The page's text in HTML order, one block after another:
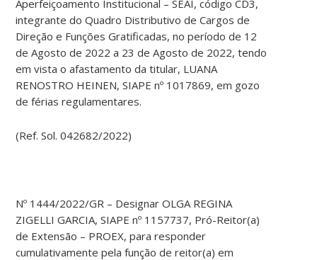
Aperfeiçoamento Institucional – SEAI, código CD3,
integrante do Quadro Distributivo de Cargos de
Direção e Funções Gratificadas, no período de 12
de Agosto de 2022 a 23 de Agosto de 2022, tendo
em vista o afastamento da titular, LUANA
RENOSTRO HEINEN, SIAPE nº 1017869, em gozo
de férias regulamentares.
(Ref. Sol. 042682/2022)
Nº 1444/2022/GR – Designar OLGA REGINA
ZIGELLI GARCIA, SIAPE nº 1157737, Pró-Reitor(a)
de Extensão – PROEX, para responder
cumulativamente pela função de reitor(a) em